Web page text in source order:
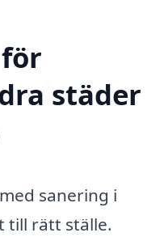
städer
sanering i
till rätt ställe.